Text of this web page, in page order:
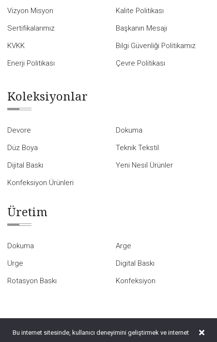
Vizyon Misyon
Kalite Politikası
Sertifikalarımız
Başkanın Mesajı
KVKK
Bilgi Güvenliği Politikamız
Enerji Politikası
Çevre Politikası
Koleksiyonlar
Devore
Dokuma
Düz Boya
Teknik Tekstil
Dijital Baskı
Yeni Nesil Ürünler
Konfeksiyon Ürünleri
Üretim
Dokuma
Arge
Urge
Digital Baskı
Rotasyon Baskı
Konfeksiyon
Bu internet sitesinde, kullanıcı deneyimini geliştirmek ve internet